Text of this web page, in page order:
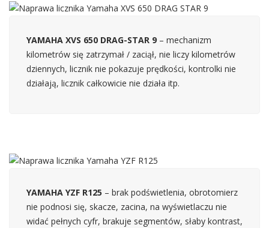
YAMAHA XVS 650 DRAG-STAR 9 – mechanizm
kilometrów się zatrzymał / zaciął, nie liczy kilometrów
dziennych, licznik nie pokazuje prędkości, kontrolki nie
działają, licznik całkowicie nie działa itp.
YAMAHA YZF R125 – brak podświetlenia, obrotomierz
nie podnosi się, skacze, zacina, na wyświetlaczu nie
widać pełnych cyfr, brakuje segmentów, słaby kontrast,